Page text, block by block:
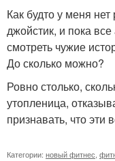
Как будто у меня
джойстик, и пока
смотреть чужие
До сколько можно?
Ровно столько,
утопленица,
признавать, что эти
Категории: новый фитнес